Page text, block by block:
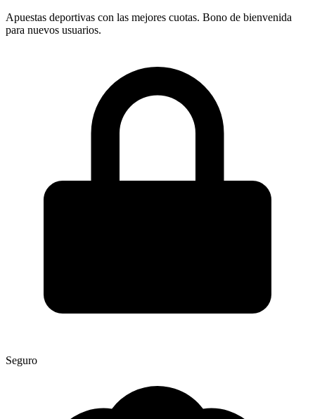
Apuestas deportivas con las mejores cuotas. Bono de bienvenida
para nuevos usuarios.
Seguro